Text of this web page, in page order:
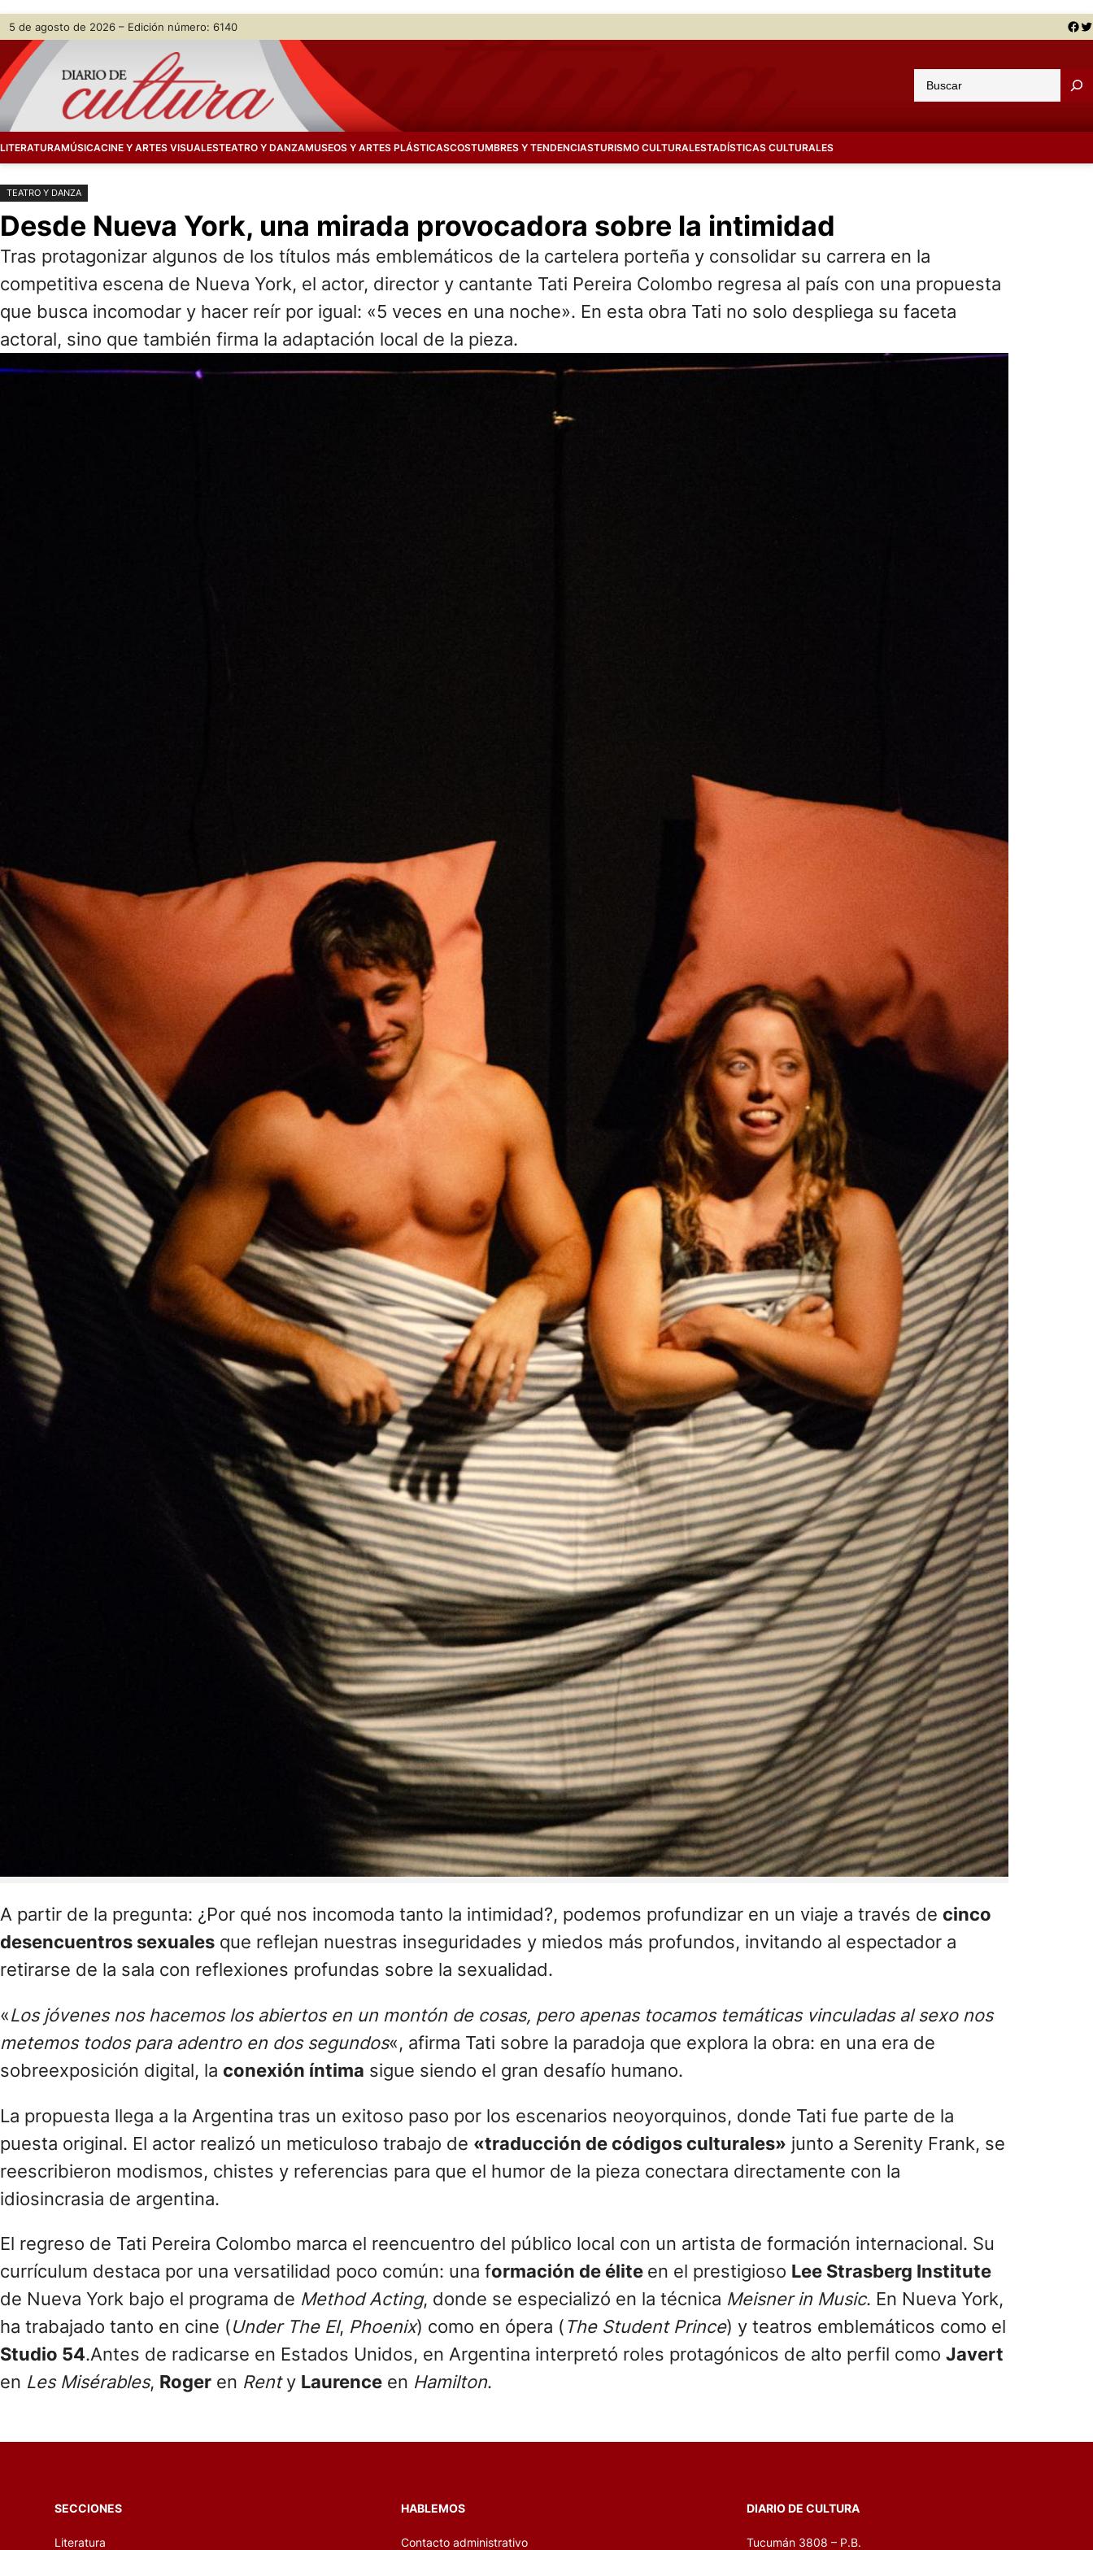
Saltar
contenido
Skip
content
5 de agosto de 2026 – Edición número: 6140 Facebook Twitter
u
a
LITERATURAMÚSICACINE Y ARTES VISUALESTEATRO Y DANZAMUSEOS Y ARTES PLÁSTICASCOSTUMBRES Y TENDENCIASTURISMO CULTURALESTADÍSTICAS CULTURALES
TEATRO Y DANZA
Desde Nueva York, una mirada provocadora sobre la intimidad
Tras protagonizar algunos de los títulos más emblemáticos de la cartelera porteña y consolidar su carrera en la
competitiva escena de Nueva York, el actor, director y cantante Tati Pereira Colombo regresa al país con una propuesta
que busca incomodar y hacer reír por igual: «5 veces en una noche». En esta obra Tati no solo despliega su faceta
actoral, sino que también firma la adaptación local de la pieza.
A partir de la pregunta: ¿Por qué nos incomoda tanto la intimidad?, podemos profundizar en un viaje a través de cinco
desencuentros sexuales que reflejan nuestras inseguridades y miedos más profundos, invitando al espectador a
retirarse de la sala con reflexiones profundas sobre la sexualidad.
«Los jóvenes nos hacemos los abiertos en un montón de cosas, pero apenas tocamos temáticas vinculadas al sexo nos
metemos todos para adentro en dos segundos«, afirma Tati sobre la paradoja que explora la obra: en una era de
sobreexposición digital, la conexión íntima sigue siendo el gran desafío humano.
La propuesta llega a la Argentina tras un exitoso paso por los escenarios neoyorquinos, donde Tati fue parte de la
puesta original. El actor realizó un meticuloso trabajo de «traducción de códigos culturales» junto a Serenity Frank, se
reescribieron modismos, chistes y referencias para que el humor de la pieza conectara directamente con la
idiosincrasia de argentina.
El regreso de Tati Pereira Colombo marca el reencuentro del público local con un artista de formación internacional. Su
currículum destaca por una versatilidad poco común: una formación de élite en el prestigioso Lee Strasberg Institute
de Nueva York bajo el programa de Method Acting, donde se especializó en la técnica Meisner in Music. En Nueva York,
ha trabajado tanto en cine (Under The El, Phoenix) como en ópera (The Student Prince) y teatros emblemáticos como el
Studio 54.Antes de radicarse en Estados Unidos, en Argentina interpretó roles protagónicos de alto perfil como Javert
en Les Misérables, Roger en Renty Laurence en Hamilton.
SECCIONES
Literatura
HABLEMOS
Contacto administrativo
DIARIO DE CULTURA
Tucumán 3808 – P.B.